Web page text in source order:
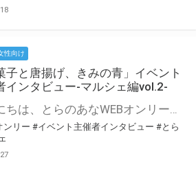
性向け
子と唐揚げ、きみの青」イベント
インタビュー-マルシェ編vol.2-
こんにちは、とらのあなWEBオンリー運営スタッフです。 新たにお届けする、イベント主催者インタビュー-マルシェ編-は、 とらのあなWEBオンリー「マルシェ」をご利用の主催様に 「マルシェ」を使ってイベントを開催した感想や心がけをお聞きする企画です。 今回は、WEBオンリー初開催「駄菓子と唐揚げ、きみの青」より、 主催のぎこ六屋様にお話を伺いました。 協力：ぎこ六屋様／イベント公式Twitter（@krkgwks） とらのあなWEBオンリー「マルシェ」とは？ WEBオンリーでリアルタイムでコミュニケーションがとれるオンライン会場です。
ンリー #イベント主催者インタビュー #とら